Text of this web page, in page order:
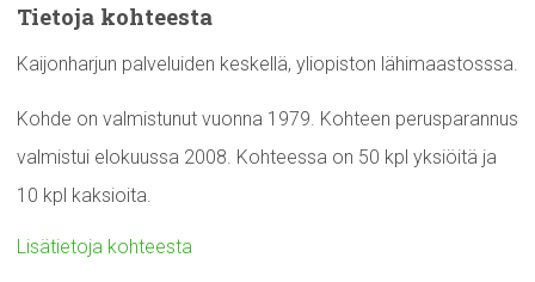
Tietoja kohteesta
Kaijonharjun palveluiden keskellä, yliopiston lähimaastosssa.
Kohde on valmistunut vuonna 1979. Kohteen perusparannus
valmistui elokuussa 2008. Kohteessa on 50 kpl yksiöitä ja
10 kpl kaksioita.
Lisätietoja kohteesta